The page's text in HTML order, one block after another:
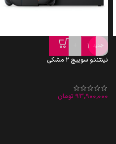
جدید
-
نینتندو سوییچ ۲ مشکی
93,900,000 تومان